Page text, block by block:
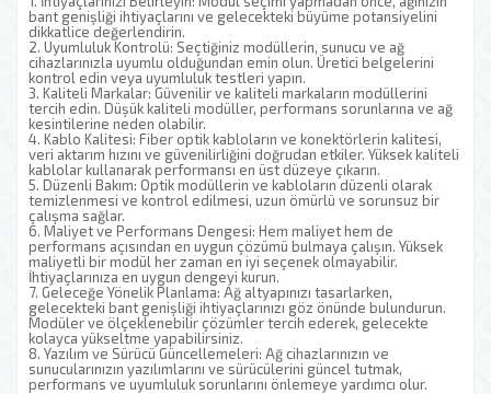
bant genişliği ihtiyaçlarını ve gelecekteki büyüme potansiyelini
dikkatlice değerlendirin.
2. Uyumluluk Kontrolü: Seçtiğiniz modüllerin, sunucu ve ağ
cihazlarınızla uyumlu olduğundan emin olun. Üretici belgelerini
kontrol edin veya uyumluluk testleri yapın.
3. Kaliteli Markalar: Güvenilir ve kaliteli markaların modüllerini
tercih edin. Düşük kaliteli modüller, performans sorunlarına ve ağ
kesintilerine neden olabilir.
4. Kablo Kalitesi: Fiber optik kabloların ve konektörlerin kalitesi,
veri aktarım hızını ve güvenilirliğini doğrudan etkiler. Yüksek kaliteli
kablolar kullanarak performansı en üst düzeye çıkarın.
5. Düzenli Bakım: Optik modüllerin ve kabloların düzenli olarak
temizlenmesi ve kontrol edilmesi, uzun ömürlü ve sorunsuz bir
çalışma sağlar.
6. Maliyet ve Performans Dengesi: Hem maliyet hem de
performans açısından en uygun çözümü bulmaya çalışın. Yüksek
maliyetli bir modül her zaman en iyi seçenek olmayabilir.
İhtiyaçlarınıza en uygun dengeyi kurun.
7. Geleceğe Yönelik Planlama: Ağ altyapınızı tasarlarken,
gelecekteki bant genişliği ihtiyaçlarınızı göz önünde bulundurun.
Modüler ve ölçeklenebilir çözümler tercih ederek, gelecekte
kolayca yükseltme yapabilirsiniz.
8. Yazılım ve Sürücü Güncellemeleri: Ağ cihazlarınızın ve
sunucularınızın yazılımlarını ve sürücülerini güncel tutmak,
performans ve uyumluluk sorunlarını önlemeye yardımcı olur.